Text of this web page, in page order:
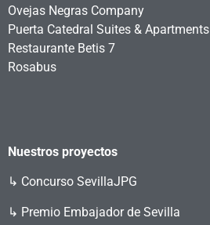
Ovejas Negras Company
Puerta Catedral Suites & Apartments
Restaurante Betis 7
Rosabus
Nuestros proyectos
↳ Concurso SevillaJPG
↳ Premio Embajador de Sevilla